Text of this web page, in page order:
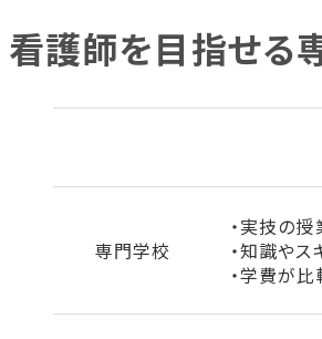
看護師を目指せる
専門学校
・実技の
・知識や
・学費が